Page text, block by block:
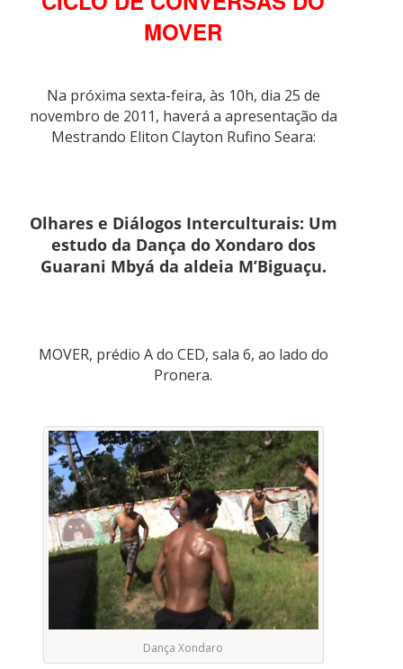
MOVER
Na próxima sexta-feira, às 10h, dia 25 de
novembro de 2011, haverá a apresentação da
Mestrando Eliton Clayton Rufino Seara:
Olhares e Diálogos Interculturais: Um
estudo da Dança do Xondaro dos
Guarani Mbyá da aldeia M’Biguaçu.
MOVER, prédio A do CED, sala 6, ao lado do
Pronera.
Dança Xondaro